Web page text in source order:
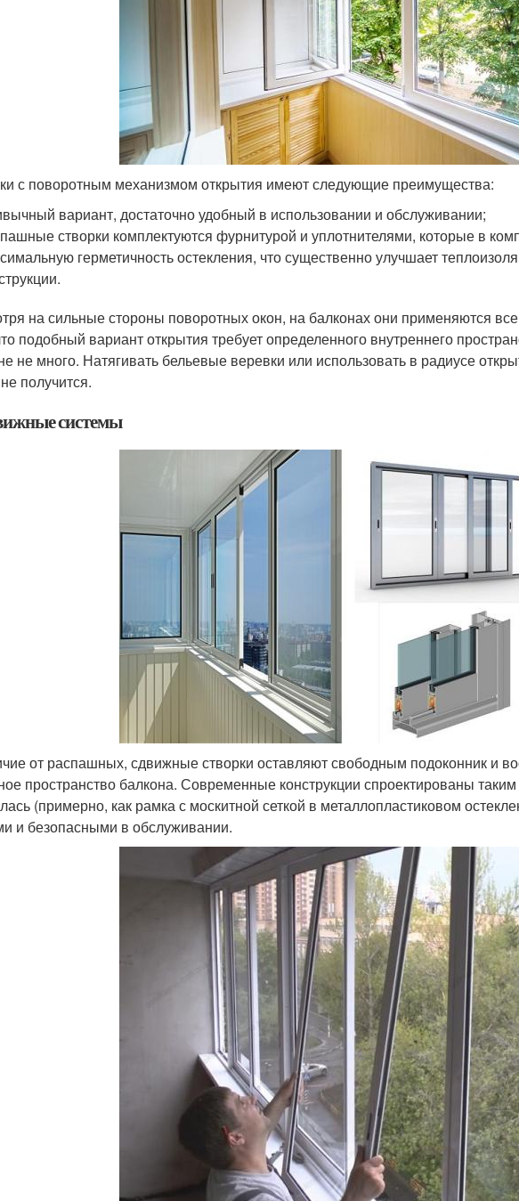
с поворотным механизмом открытия имеют следующие преимущества:
вариант, достаточно удобный в использовании и обслуживании;
створки комплектуются фурнитурой и уплотнителями, которые в
герметичность остекления, что существенно улучшает
на сильные стороны поворотных окон, на балконах они применяются
подобный вариант открытия требует определенного внутреннего
не много. Натягивать бельевые веревки или использовать в радиусе
получится.
системы
от распашных, сдвижные створки оставляют свободным подоконник и
пространство балкона. Современные конструкции спроектированы
(примерно, как рамка с москитной сеткой в металлопластиковом
и безопасными в обслуживании.